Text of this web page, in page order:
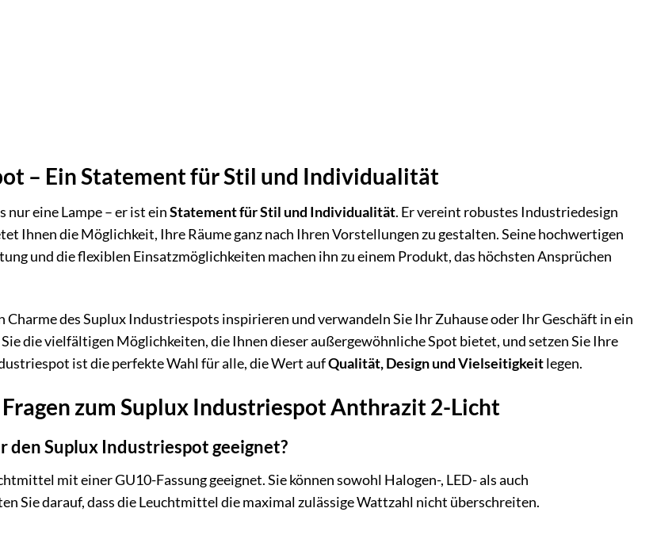
– Ein Statement für Stil und Individualität
eine Lampe – er ist einStatement für Stil und Individualität. Er vereint robustes Industriedesign
Ihnen die Möglichkeit, Ihre Räume ganz nach Ihren Vorstellungen zu gestalten. Seine hochwertigen
und die flexiblen Einsatzmöglichkeiten machen ihn zu einem Produkt, das höchsten Ansprüchen
Charme des Suplux Industriespots inspirieren und verwandeln Sie Ihr Zuhause oder Ihr Geschäft in ein
die vielfältigen Möglichkeiten, die Ihnen dieser außergewöhnliche Spot bietet, und setzen Sie Ihre
ist die perfekte Wahl für alle, die Wert aufQualität, Design und Vielseitigkeitlegen.
zum Suplux Industriespot Anthrazit 2-Licht
Suplux Industriespot geeignet?
mit einer GU10-Fassung geeignet. Sie können sowohl Halogen-, LED- als auch
Sie darauf, dass die Leuchtmittel die maximal zulässige Wattzahl nicht überschreiten.